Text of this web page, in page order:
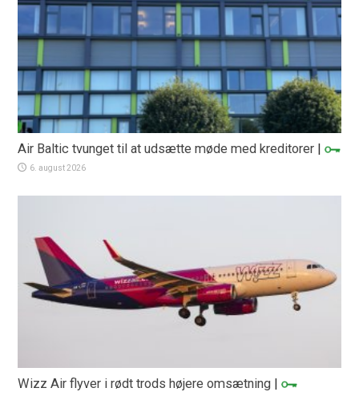
Air Baltic tvunget til at udsætte møde med kreditorer |
6. august 2026
Wizz Air flyver i rødt trods højere omsætning |